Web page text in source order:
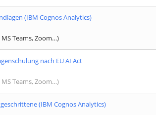
(IBM Cognos Analytics)
Teams, Zoom…)
nach EU AI Act
Teams, Zoom…)
(IBM Cognos Analytics)